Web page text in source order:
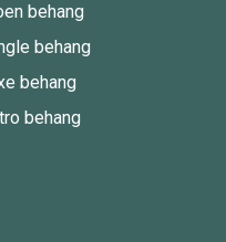
behang
behang
behang
behang